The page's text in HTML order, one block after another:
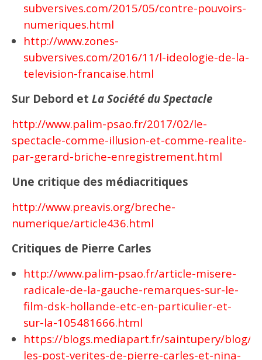
subversives.com/2015/05/contre-pouvoirs-
numeriques.html
http://www.zones-
subversives.com/2016/11/l-ideologie-de-la-
television-francaise.html
Sur Debord et La Société du Spectacle
http://www.palim-psao.fr/2017/02/le-
spectacle-comme-illusion-et-comme-realite-
par-gerard-briche-enregistrement.html
Une critique des médiacritiques
http://www.preavis.org/breche-
numerique/article436.html
Critiques de Pierre Carles
http://www.palim-psao.fr/article-misere-
radicale-de-la-gauche-remarques-sur-le-
film-dsk-hollande-etc-en-particulier-et-
sur-la-105481666.html
https://blogs.mediapart.fr/saintupery/blog/
les-post-verites-de-pierre-carles-et-nina-